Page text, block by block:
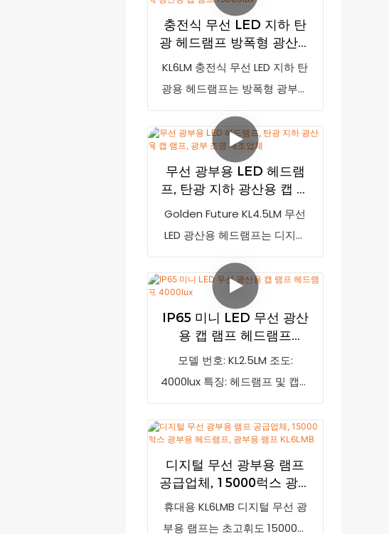
산용 램프는 더욱 안전한 충전을
가능하게 하여 광산 작업 중 충전
단자가 손상될 염려가 없습니다.
OLED 디스플레이는 광산 작업
중에도 날짜, 시간, 배터리 잔량
을 확인할 수 있도록 해줍니다.
모델 번호: KL6LM, 밝기: 15000룩
스, 특징: 무선 충전, OLED 디스플
레이, 인증: ATEX, EX 마크: IMI
EXIA EN60079-35-1, IP 등급:
IP67
충전식 무선 LED 지하 탄
광 헤드램프 방폭형 광산용
캡 램프 15000lux
KL6LM 충전식 무선 LED 지하 탄
광용 헤드램프는 방폭형 광부용
모자 램프로, 새로운 유도 충전
기술을 적용하여 더욱 안전하게
충전할 수 있습니다. 광산 작업
중 충전 구멍이 손상될 염려가 없
습니다. OLED 디스플레이 화면을
통해 광산 작업 중에도 날짜, 시
간, 배터리 잔량을 확인할 수 있
습니다. 모델 번호: KL6LM, 조도:
15000lux, 특징: 무선 유도 충전,
OLED 디스플레이 화면, 인증:
ATEX, 방폭 마크: IMI Exia I Ma
EN60079-35-1, IP 등급: IP67
무선 광부용 LED 헤드램
프, 탄광 지하 광산용 캡 램
프, 광부 조명 제조업체
Golden Future KL4.5LM 무선
LED 광산용 헤드램프는 디지털
디스플레이를 통해 램프 개수, 시
간, 배터리 잔량을 표시하고 배터
리가 부족할 경우 충전을 알려주
는 새로운 스타일의 무선 헤드램
프입니다. 미국산 CREE XPE-2
LED를 메인 라이트로 사용하고 6
개의 보조 라이트를 장착했습니
의 밝기를 제공하며, 연속 점등
시간은 15시간 이상입니다.
5.2Ah 리튬 이온 충전식 배터리
를 사용하며, 견고한 PC 하우징
으로 제작되었습니다.
IP65 미니 LED 무선 광산
용 캡 램프 헤드램프
4000lux
모델 번호: KL2.5LM 조도:
4000lux 특징: 헤드램프 및 캡램
BT4 IP 등급: IP65
디지털 무선 광부용 램프
공급업체, 15000럭스 광부
용 헤드램프, 광부용 램프
휴대용 KL6LMB 디지털 무선 광
부용 램프는 초고휘도 15000럭